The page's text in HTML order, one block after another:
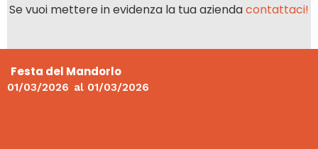
Se vuoi mettere in evidenza la tua aziendacontattaci!
Festa del Mandorlo
01/03/2026 al 01/03/2026